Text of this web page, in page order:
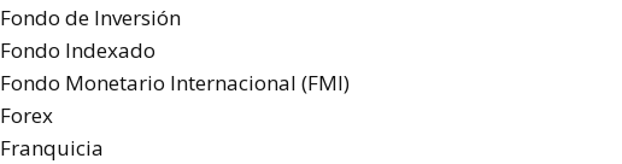
Fondo de Inversión
Fondo Indexado
Fondo Monetario Internacional (FMI)
Forex
Franquicia